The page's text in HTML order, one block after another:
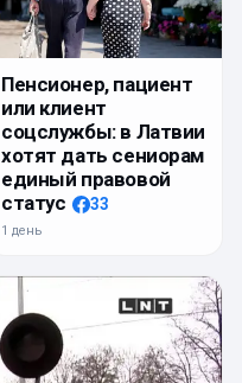
Пенсионер, пациент
или клиент
соцслужбы: в Латвии
хотят дать сениорам
единый правовой
статус
33
1 день